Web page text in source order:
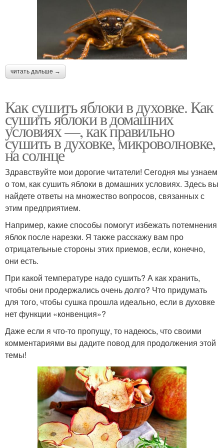
читать дальше →
Как сушить яблоки в духовке. Как
сушить яблоки в домашних
условиях —, как правильно
сушить в духовке, микроволновке,
на солнце
Здравствуйте мои дорогие читатели! Сегодня мы узнаем
о том, как сушить яблоки в домашних условиях. Здесь вы
найдете ответы на множество вопросов, связанных с
этим предприятием.
Например, какие способы помогут избежать потемнения
яблок после нарезки. Я также расскажу вам про
отрицательные стороны этих приемов, если, конечно,
они есть.
При какой температуре надо сушить? А как хранить,
чтобы они продержались очень долго? Что придумать
для того, чтобы сушка прошла идеально, если в духовке
нет функции «конвенция»?
Даже если я что-то пропущу, то надеюсь, что своими
комментариями вы дадите повод для продолжения этой
темы!